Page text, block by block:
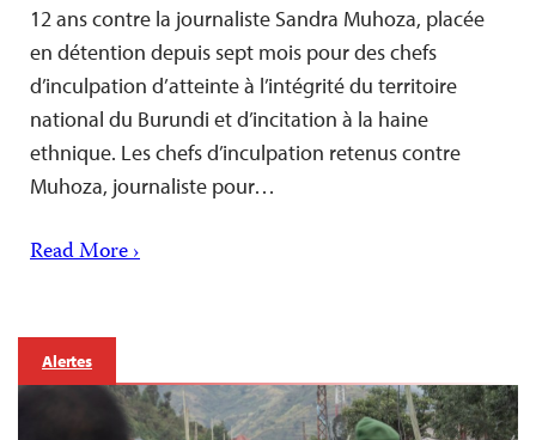
12 ans contre la journaliste Sandra Muhoza, placée
en détention depuis sept mois pour des chefs
d’inculpation d’atteinte à l’intégrité du territoire
national du Burundi et d’incitation à la haine
ethnique. Les chefs d’inculpation retenus contre
Muhoza, journaliste pour…
Read More ›
Alertes